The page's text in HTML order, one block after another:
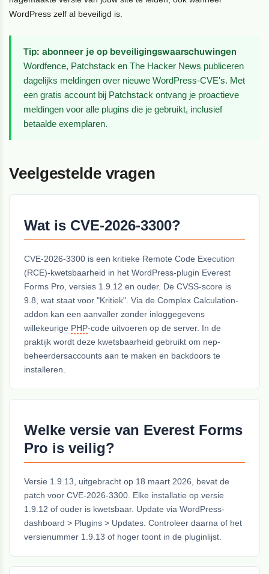
WordPress zelf al beveiligd is.
Tip: abonneer je op beveiligingswaarschuwingen
Wordfence, Patchstack en The Hacker News publiceren
dagelijks meldingen over nieuwe WordPress-CVE's. Met
een gratis account bij Patchstack ontvang je proactieve
meldingen voor alle plugins die je gebruikt, inclusief
betaalde exemplaren.
Veelgestelde vragen
Wat is CVE-2026-3300?
CVE-2026-3300 is een kritieke Remote Code Execution
(RCE)-kwetsbaarheid in het WordPress-plugin Everest
Forms Pro, versies 1.9.12 en ouder. De CVSS-score is
9.8, wat staat voor "Kritiek". Via de Complex Calculation-
addon kan een aanvaller zonder inloggegevens
willekeurige PHP-code uitvoeren op de server. In de
praktijk wordt deze kwetsbaarheid gebruikt om nep-
beheerdersaccounts aan te maken en backdoors te
installeren.
Welke versie van Everest Forms
Pro is veilig?
Versie 1.9.13, uitgebracht op 18 maart 2026, bevat de
patch voor CVE-2026-3300. Elke installatie op versie
1.9.12 of ouder is kwetsbaar. Update via WordPress-
dashboard > Plugins > Updates. Controleer daarna of het
versienummer 1.9.13 of hoger toont in de pluginlijst.